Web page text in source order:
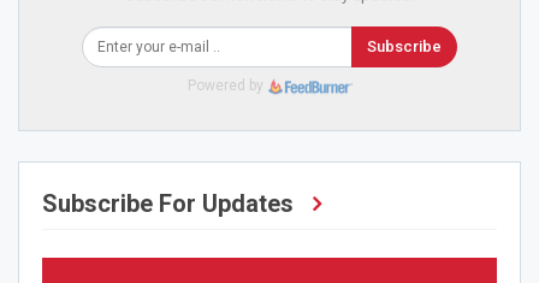
Subscribe
Powered by
Subscribe For Updates